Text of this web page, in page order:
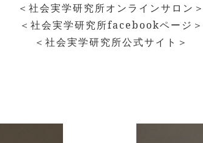
＜社会実学研究所オンラインサロン＞
＜社会実学研究所facebookページ＞
＜社会実学研究所公式サイト＞